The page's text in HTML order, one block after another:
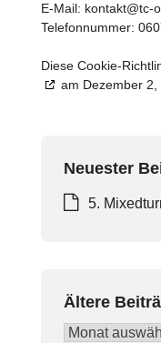
E-Mail: kontakt@tc-
Telefonnummer:
Diese Cookie-
am Dezember 2,
Neuester
5.
Ältere
Ältere